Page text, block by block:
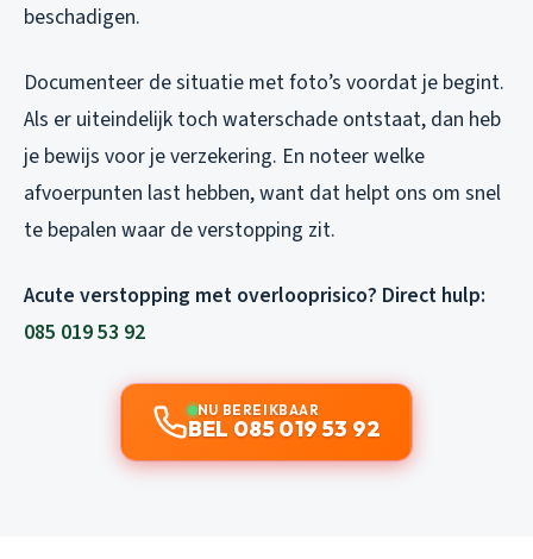
beschadigen.
Documenteer de situatie met foto’s voordat je begint.
Als er uiteindelijk toch waterschade ontstaat, dan heb
je bewijs voor je verzekering. En noteer welke
afvoerpunten last hebben, want dat helpt ons om snel
te bepalen waar de verstopping zit.
Acute verstopping met overlooprisico? Direct hulp:
085 019 53 92
NU BEREIKBAAR
BEL 085 019 53 92